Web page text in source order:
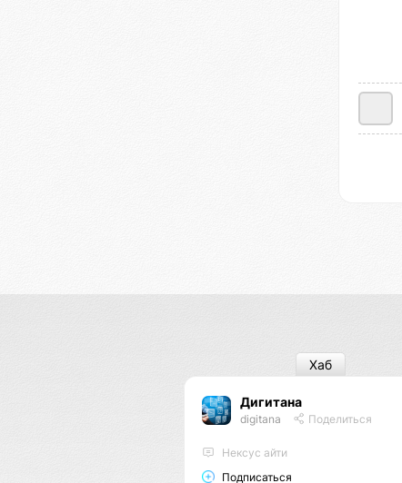
Дигитана
digitana Поделиться
Нексус айти
Подписаться
Хаб